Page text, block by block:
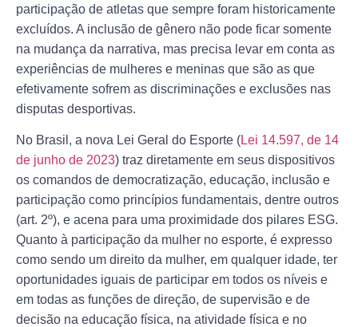
participação de atletas que sempre foram historicamente
excluídos. A inclusão de gênero não pode ficar somente
na mudança da narrativa, mas precisa levar em conta as
experiências de mulheres e meninas que são as que
efetivamente sofrem as discriminações e exclusões nas
disputas desportivas.
No Brasil, a nova Lei Geral do Esporte (Lei 14.597, de 14
de junho de 2023) traz diretamente em seus dispositivos
os comandos de democratização, educação, inclusão e
participação como princípios fundamentais, dentre outros
(art. 2º), e acena para uma proximidade dos pilares ESG.
Quanto à participação da mulher no esporte, é expresso
como sendo um direito da mulher, em qualquer idade, ter
oportunidades iguais de participar em todos os níveis e
em todas as funções de direção, de supervisão e de
decisão na educação física, na atividade física e no